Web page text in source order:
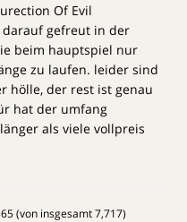
Of Evil
gefreut in der
beim hauptspiel nur
zu laufen. leider sind
hölle, der rest ist genau
hat der umfang
als viele vollpreis
(von insgesamt 7,717)